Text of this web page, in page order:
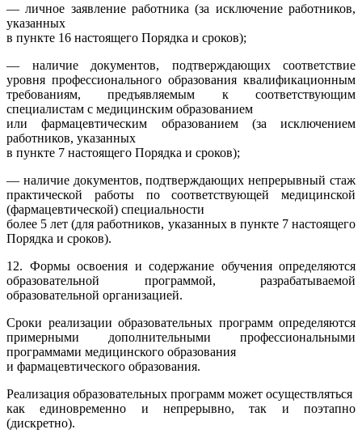
— личное заявление работника (за исключение работников,
указанных
в пункте 16 настоящего Порядка и сроков);
— наличие документов, подтверждающих соответствие
уровня профессионального образования квалификационным
требованиям, предъявляемым к соответствующим
специалистам с медицинским образованием
или фармацевтическим образованием (за исключением
работников, указанных
в пункте 7 настоящего Порядка и сроков);
— наличие документов, подтверждающих непрерывный стаж
практической работы по соответствующей медицинской
(фармацевтической) специальности
более 5 лет (для работников, указанных в пункте 7 настоящего
Порядка и сроков).
12. Формы освоения и содержание обучения определяются
образовательной программой, разрабатываемой
образовательной организацией.
Сроки реализации образовательных программ определяются
примерными дополнительными профессиональными
программами медицинского образования
и фармацевтического образования.
Реализация образовательных программ может осуществляться
как единовременно и непрерывно, так и поэтапно
(дискретно).